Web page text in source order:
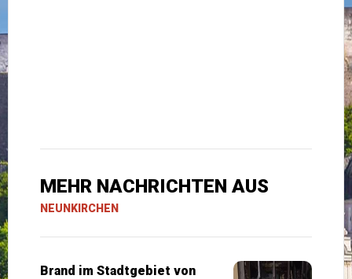
MEHR NACHRICHTEN AUS
NEUNKIRCHEN
Brand im Stadtgebiet von